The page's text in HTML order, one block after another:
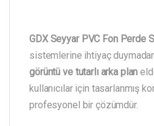
GDX Seyyar PVC Fon Perde
sistemlerine ihtiyaç
görüntü ve tutarlı arka plan
kullanıcılar için tasarlanmış
profesyonel bir çözümdür.